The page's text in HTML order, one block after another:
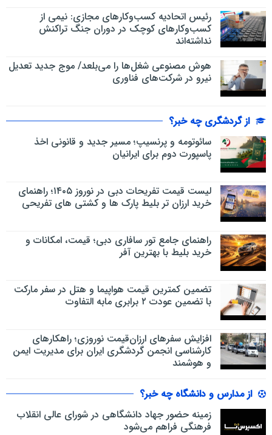
رئیس اتحادیه کسب‌وکارهای مجازی: نیمی از
کسب‌وکارهای کوچک در دوران جنگ‌ تراکنش
نداشته‌اند
هوش مصنوعی شغل‌ها را می‌بلعد/ موج جدید تعدیل
نیرو در شرکت‌های فناوری
از گردشگری چه خبر؟
سائوتومه و پرنسیپ؛ مسیر جدید و قانونی اخذ
پاسپورت دوم برای ایرانیان
لیست قیمت تفریحات دبی در نوروز ۱۴۰۵؛ راهنمای
خرید ارزان تر بلیط پارک ها و کشتی های تفریحی
راهنمای جامع تور سافاری دبی؛ قیمت، امکانات و
خرید بلیط با بهترین آفر
تضمین کمترین قیمت هواپیما و هتل در سفر مارکت
با تضمین عودت ۲ برابری مابه التفاوت
افزایش سفرهای ارزان‌قیمت نوروزی؛ راهکارهای
کارشناسی انجمن گردشگری ایران برای مدیریت ایمن
و هوشمند
از مدارس و دانشگاه چه خبر؟
زمینه حضور جهاد دانشگاهی در شورای عالی انقلاب
فرهنگی فراهم می‌شود